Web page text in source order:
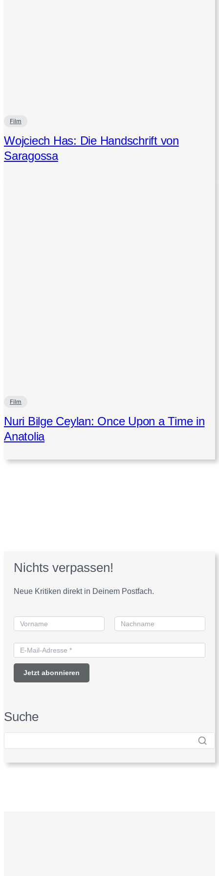
Film
Wojciech Has: Die Handschrift von
Saragossa
Film
Nuri Bilge Ceylan: Once Upon a Time in
Anatolia
Nichts verpassen!
Neue Kritiken direkt in Deinem Postfach.
Suche